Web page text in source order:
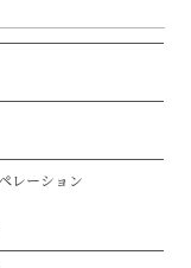
レーション